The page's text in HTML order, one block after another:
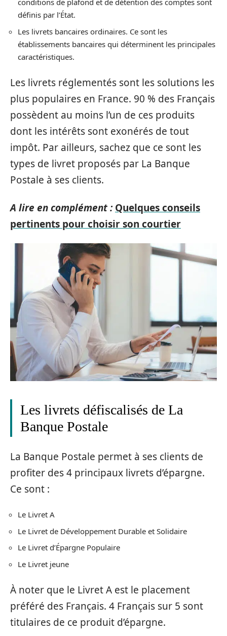
conditions de plafond et de détention des comptes sont
définis par l’État.
Les livrets bancaires ordinaires. Ce sont les
établissements bancaires qui déterminent les principales
caractéristiques.
Les livrets réglementés sont les solutions les
plus populaires en France. 90 % des Français
possèdent au moins l’un de ces produits
dont les intérêts sont exonérés de tout
impôt. Par ailleurs, sachez que ce sont les
types de livret proposés par La Banque
Postale à ses clients.
A lire en complément : Quelques conseils
pertinents pour choisir son courtier
Les livrets défiscalisés de La
Banque Postale
La Banque Postale permet à ses clients de
profiter des 4 principaux livrets d’épargne.
Ce sont :
Le Livret A
Le Livret de Développement Durable et Solidaire
Le Livret d’Épargne Populaire
Le Livret jeune
À noter que le Livret A est le placement
préféré des Français. 4 Français sur 5 sont
titulaires de ce produit d’épargne.